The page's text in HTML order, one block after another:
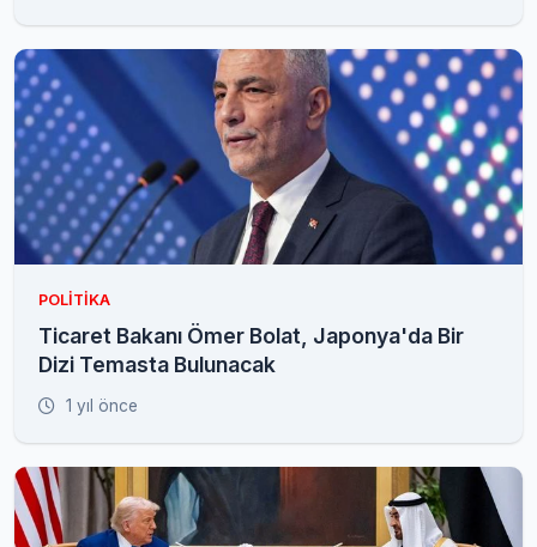
POLITIKA
Ticaret Bakanı Ömer Bolat, Japonya'da Bir
Dizi Temasta Bulunacak
1 yıl önce